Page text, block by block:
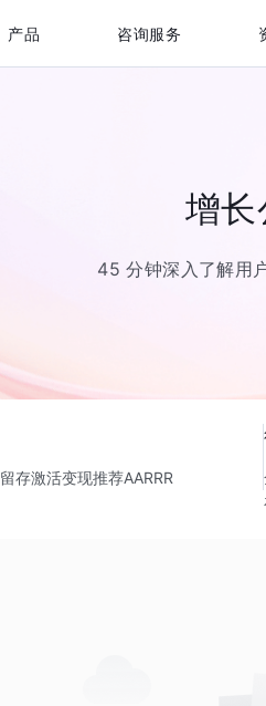
产品 咨询服务
增长
45 分钟深入了解用
留存激活变现推荐AARRR